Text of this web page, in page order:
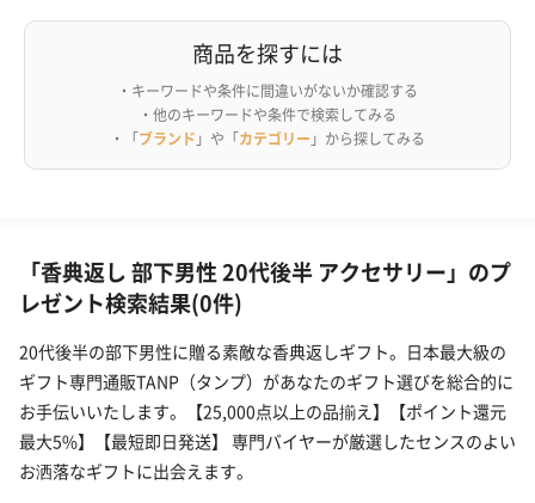
商品を探すには
・キーワードや条件に間違いがないか確認する
・他のキーワードや条件で検索してみる
・「ブランド 」や「カテゴリー 」から探してみる
「香典返し 部下男性 20代後半 アクセサリー」のプ
レゼント検索結果(0件)
20代後半の部下男性に贈る素敵な香典返しギフト。日本最大級の
ギフト専門通販TANP（タンプ）があなたのギフト選びを総合的に
お手伝いいたします。【25,000点以上の品揃え】【ポイント還元
最大5%】【最短即日発送】 専門バイヤーが厳選したセンスのよい
お洒落なギフトに出会えます。